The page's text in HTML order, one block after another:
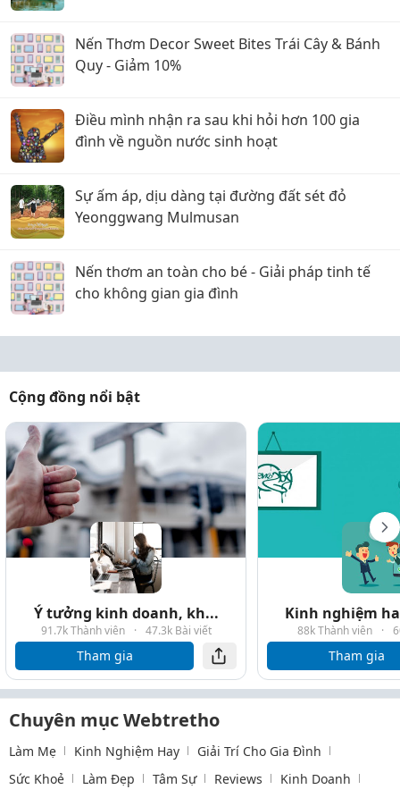
Nến Thơm Decor Sweet Bites Trái Cây & Bánh
Quy - Giảm 10%
Điều mình nhận ra sau khi hỏi hơn 100 gia
đình về nguồn nước sinh hoạt
Sự ấm áp, dịu dàng tại đường đất sét đỏ
Yeonggwang Mulmusan
Nến thơm an toàn cho bé - Giải pháp tinh tế
cho không gian gia đình
Cộng đồng nổi bật
Ý tưởng kinh doanh, kh...
91.7k Thành viên · 47.3k Bài viết
Tham gia
Kinh nghiệm
88k Thành viên ·
Tham gia
Chuyên mục Webtretho
Làm Mẹ Kinh Nghiệm Hay
Giải Trí Cho Gia Đình
Sức Khoẻ
Làm Đẹp Tâm Sự Reviews
Kinh Doanh